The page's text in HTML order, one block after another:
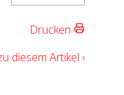
Drucken
diesem Artikel ›